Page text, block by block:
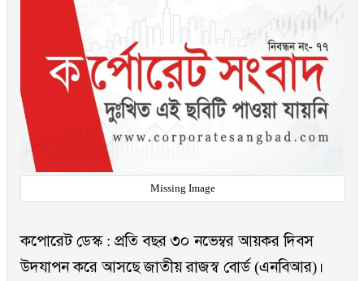
Missing Image
কপোরেট ডেস্ক : প্রতি বছর ৩০ নভেম্বর আয়কর দিবস
উদযাপন করে আসছে জাতীয় রাজস্ব বোর্ড (এনবিআর)।